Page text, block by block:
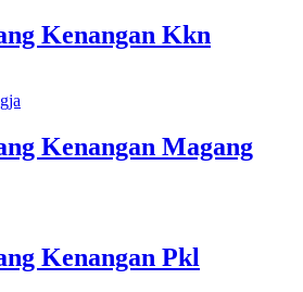
Kenangan Kkn
Kenangan Magang
Kenangan Pkl